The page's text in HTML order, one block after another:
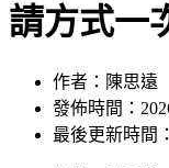
請方式一
作者：陳思遠
發佈時間：
最後更新時間